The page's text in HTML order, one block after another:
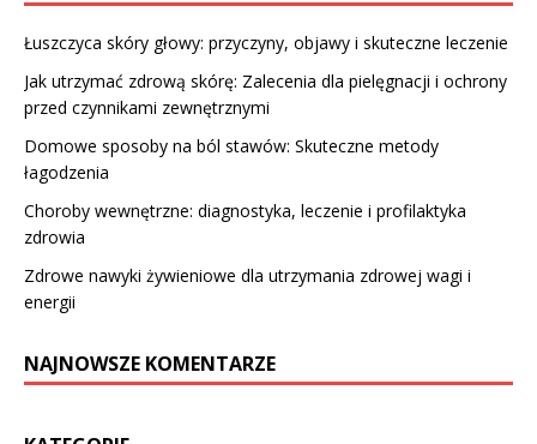
Łuszczyca skóry głowy: przyczyny, objawy i skuteczne leczenie
Jak utrzymać zdrową skórę: Zalecenia dla pielęgnacji i ochrony
przed czynnikami zewnętrznymi
Domowe sposoby na ból stawów: Skuteczne metody
łagodzenia
Choroby wewnętrzne: diagnostyka, leczenie i profilaktyka
zdrowia
Zdrowe nawyki żywieniowe dla utrzymania zdrowej wagi i
energii
NAJNOWSZE KOMENTARZE